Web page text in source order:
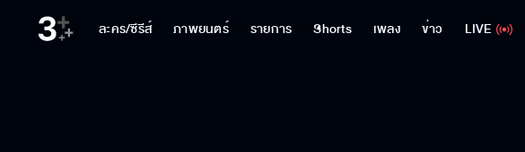
ละคร/ซีรีส์ ภาพยนตร์ รายการ Shorts เพลง ข่าว LIVE